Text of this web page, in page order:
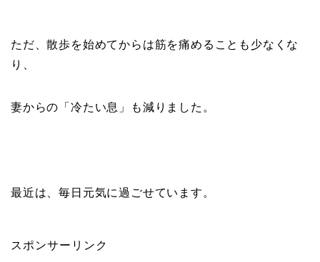
ただ、散歩を始めてからは筋を痛めることも少なくな
り、
妻からの「冷たい息」も減りました。
最近は、毎日元気に過ごせています。
スポンサーリンク